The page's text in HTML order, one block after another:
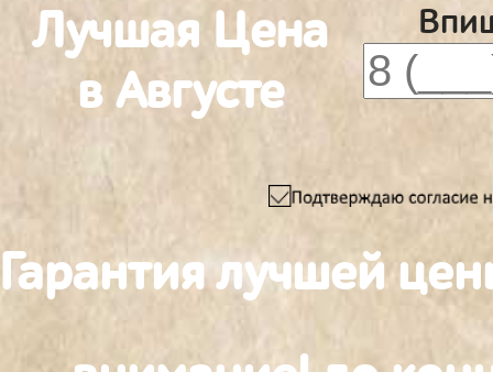
Лучшая Цена
в Августе
лучшей